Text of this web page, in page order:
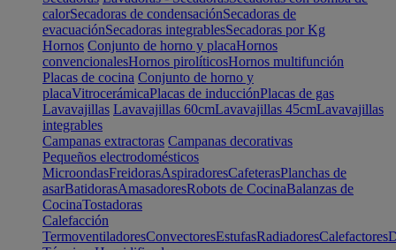
calorSecadoras de condensaciónSecadoras de
evacuaciónSecadoras integrablesSecadoras por Kg
Hornos Conjunto de horno y placaHornos
convencionalesHornos pirolíticosHornos multifunción
Placas de cocina Conjunto de horno y
placaVitrocerámicaPlacas de inducciónPlacas de gas
Lavavajillas Lavavajillas 60cmLavavajillas 45cmLavavajillas
integrables
Campanas extractoras Campanas decorativas
Pequeños electrodomésticos
MicroondasFreidorasAspiradoresCafeterasPlanchas de
asarBatidorasAmasadoresRobots de CocinaBalanzas de
CocinaTostadoras
Calefacción
TermoventiladoresConvectoresEstufasRadiadoresCalefactores